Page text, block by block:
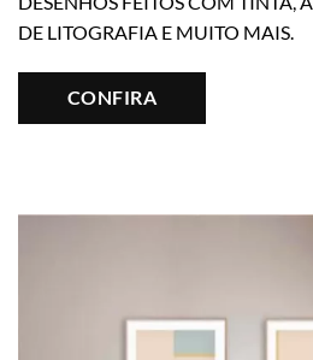
DE LITOGRAFIA E MUITO MAIS.
CONFIRA